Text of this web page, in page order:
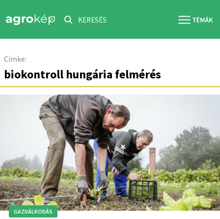
KERESÉS
Címke:
biokontroll hungária felmérés
GAZDÁLKODÁS